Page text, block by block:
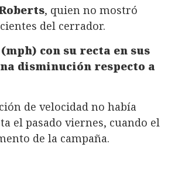
, quien no mostró
del cerrador.
con su recta en sus
disminución respecto a
de velocidad no había
el pasado viernes, cuando el
de la campaña.